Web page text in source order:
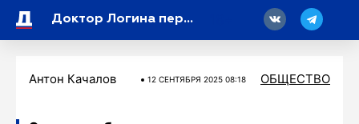
Доктор Логина перечислила отличия сезонной аллергии от ОРВИ
Антон Качалов 12 СЕНТЯБРЯ 2025 08:18 ОБЩЕСТВО